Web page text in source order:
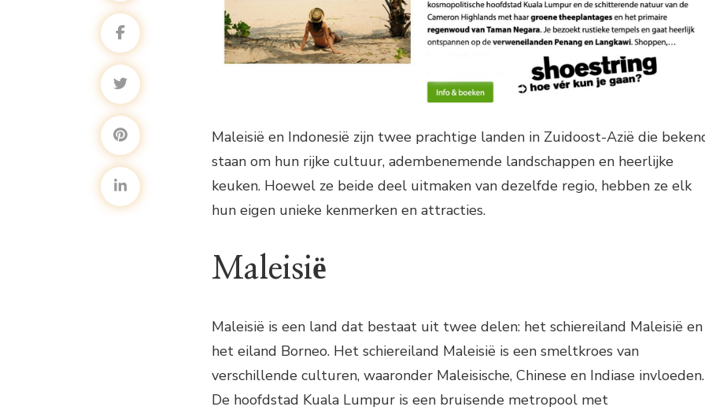
Maleisië en Indonesië zijn twee prachtige landen in Zuidoost-Azië die
staan om hun rijke cultuur, adembenemende landschappen en heerlijke
keuken. Hoewel ze beide deel uitmaken van dezelfde regio, hebben ze elk
hun eigen unieke kenmerken en attracties.
Maleisië
Maleisië is een land dat bestaat uit twee delen: het schiereiland Maleisië en
het eiland Borneo. Het schiereiland Maleisië is een smeltkroes van
verschillende culturen, waaronder Maleisische, Chinese en Indiase invloeden.
De hoofdstad Kuala Lumpur is een bruisende metropool met